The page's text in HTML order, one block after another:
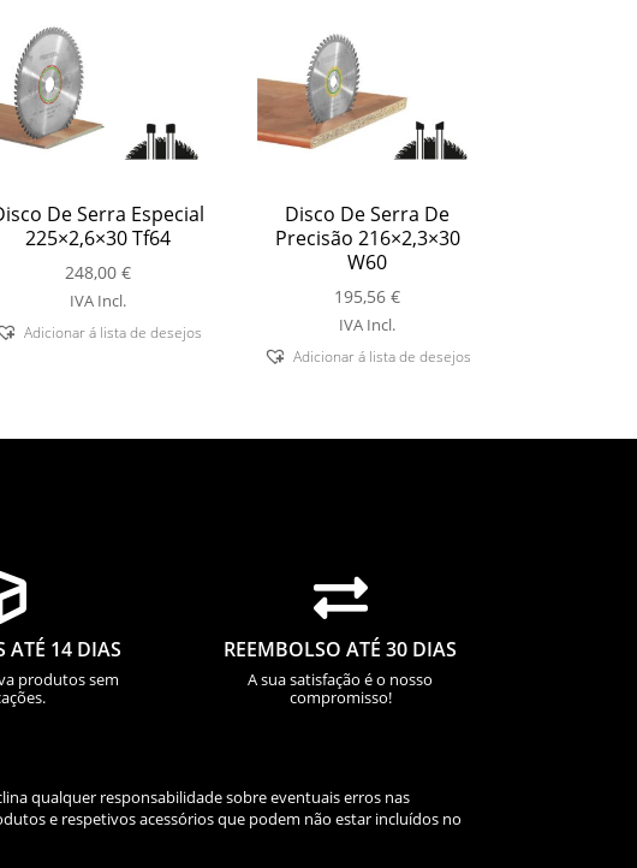
De Serra Especial
225×2,6×30 Tf64
248,00€
IVA Incl.
Adicionar á lista de desejos
Disco De Serra De
Precisão 216×2,3×30
W60
195,56€
IVA Incl.
Adicionar á lista de desejos
ATÉ 14 DIAS
produtos sem

REEMBOLSO ATÉ 30 DIAS
A sua satisfação é o nosso
compromisso!
qualquer responsabilidade sobre eventuais erros nas
e respetivos acessórios que podem não estar incluídos no